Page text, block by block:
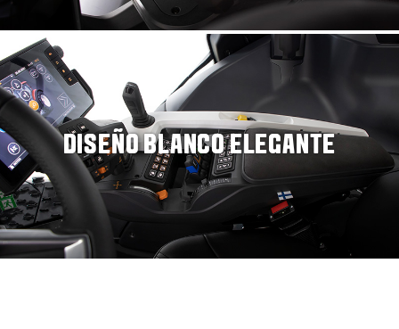
DISEÑO BLANCO ELEGANTE